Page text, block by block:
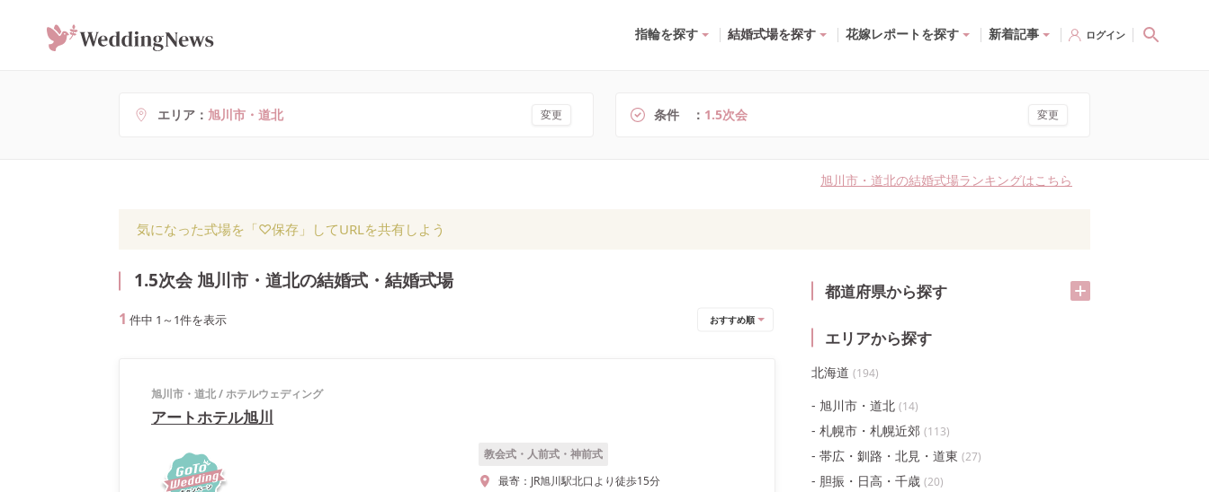
指輪を探す 結婚式場を探す 花嫁レポートを探す 新着記事 ログイン
エリア 旭川市・道北 変更 条件 1.5次会 変更
旭川市・道北の結婚式場ランキングはこちら
気になった式場を「♡保存」してURLを共有しよう
都道府県から探す
エリアから探す
北海道 (194)
旭川市・道北 (14)
札幌市・札幌近郊 (113)
帯広・釧路・北見・道東 (27)
胆振・日高・千歳 (20)
1.5次会 旭川市・道北の結婚式・結婚式場
1 件中 1 ～ 1件を表示 おすすめ順
旭川市・道北/ホテルウェディング
アートホテル旭川
教会式・人前式・神前式
最寄： JR旭川駅北口より徒歩15分